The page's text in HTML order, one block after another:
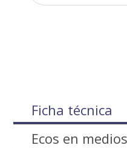
Ficha técnica
Ecos en medios